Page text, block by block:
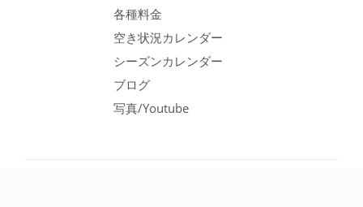
各種料金
空き状況カレンダー
シーズンカレンダー
ブログ
写真/Youtube